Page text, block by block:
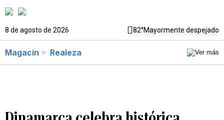
8 de agosto de 2026 82°Mayormente despejado
Magacín Realeza